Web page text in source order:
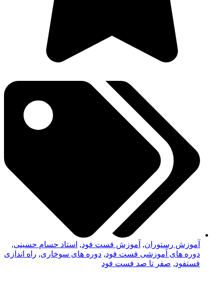
آموزش رستوران, آموزش فست فود, استاد حسام حسینی,
دوره های آموزشی فست فود, دوره های سوخاری, راه اندازی
فستفود, صفر تا صد فست فود